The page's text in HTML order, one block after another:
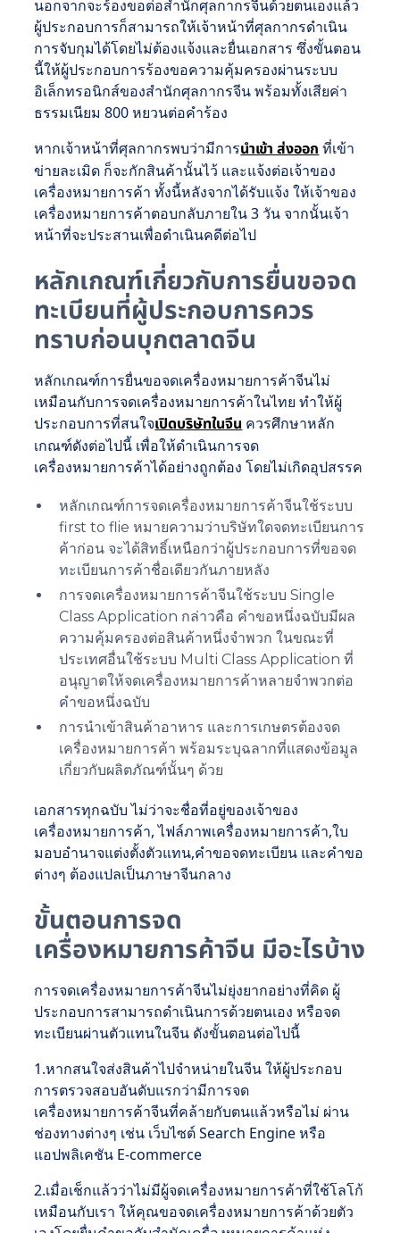
นอกจากจะร้องขอต่อสำนักศุลกากรจีนด้วยตนเองแล้ว
ผู้ประกอบการก็สามารถให้เจ้าหน้าที่ศุลกากรดำเนิน
การจับกุมได้โดยไม่ต้องแจ้งและยื่นเอกสาร ซึ่งขั้นตอน
นี้ให้ผู้ประกอบการร้องขอความคุ้มครองผ่านระบบ
อิเล็กทรอนิกส์ของสำนักศุลกากรจีน พร้อมทั้งเสียค่า
ธรรมเนียม 800 หยวนต่อคำร้อง
หากเจ้าหน้าที่ศุลกากรพบว่ามีการนำเข้า ส่งออกที่เข้า
ข่ายละเมิด ก็จะกักสินค้านั้นไว้ และแจ้งต่อเจ้าของ
เครื่องหมายการค้า ทั้งนี้หลังจากได้รับแจ้ง ให้เจ้าของ
เครื่องหมายการค้าตอบกลับภายใน 3 วัน จากนั้นเจ้า
หน้าที่จะประสานเพื่อดำเนินคดีต่อไป
หลักเกณฑ์เกี่ยวกับการยื่นขอจด
ทะเบียนที่ผู้ประกอบการควร
ทราบก่อนบุกตลาดจีน
หลักเกณฑ์การยื่นขอจดเครื่องหมายการค้าจีนไม่
เหมือนกับการจดเครื่องหมายการค้าในไทย ทำให้ผู้
ประกอบการที่สนใจเปิดบริษัทในจีน ควรศึกษาหลัก
เกณฑ์ดังต่อไปนี้ เพื่อให้ดำเนินการจด
เครื่องหมายการค้าได้อย่างถูกต้อง โดยไม่เกิดอุปสรรค
หลักเกณฑ์การจดเครื่องหมายการค้าจีนใช้ระบบ
first to flie หมายความว่าบริษัทใดจดทะเบียนการ
ค้าก่อน จะได้สิทธิ์เหนือกว่าผู้ประกอบการที่ขอจด
ทะเบียนการค้าชื่อเดียวกันภายหลัง
การจดเครื่องหมายการค้าจีนใช้ระบบ Single
Class Application กล่าวคือ คำขอหนึ่งฉบับมีผล
ความคุ้มครองต่อสินค้าหนึ่งจำพวก ในขณะที่
ประเทศอื่นใช้ระบบ Multi Class Application ที่
อนุญาตให้จดเครื่องหมายการค้าหลายจำพวกต่อ
คำขอหนึ่งฉบับ
การนำเข้าสินค้าอาหาร และการเกษตรต้องจด
เครื่องหมายการค้า พร้อมระบุฉลากที่แสดงข้อมูล
เกี่ยวกับผลิตภัณฑ์นั้นๆ ด้วย
เอกสารทุกฉบับ ไม่ว่าจะชื่อที่อยู่ของเจ้าของ
เครื่องหมายการค้า, ไฟล์ภาพเครื่องหมายการค้า,ใบ
มอบอำนาจแต่งตั้งตัวแทน,คำขอจดทะเบียน และคำขอ
ต่างๆ ต้องแปลเป็นภาษาจีนกลาง
ขั้นตอนการจด
เครื่องหมายการค้าจีน มีอะไรบ้าง
การจดเครื่องหมายการค้าจีนไม่ยุ่งยากอย่างที่คิด ผู้
ประกอบการสามารถดำเนินการด้วยตนเอง หรือจด
ทะเบียนผ่านตัวแทนในจีน ดังขั้นตอนต่อไปนี้
1.หากสนใจส่งสินค้าไปจำหน่ายในจีน ให้ผู้ประกอบ
การตรวจสอบอันดับแรกว่ามีการจด
เครื่องหมายการค้าจีนที่คล้ายกับตนแล้วหรือไม่ ผ่าน
ช่องทางต่างๆ เช่น เว็บไซต์ Search Engine หรือ
แอปพลิเคชัน E-commerce
2.เมื่อเช็กแล้วว่าไม่มีผู้จดเครื่องหมายการค้าที่ใช้โลโก้
เหมือนกับเรา ให้คุณขอจดเครื่องหมายการค้าด้วยตัว